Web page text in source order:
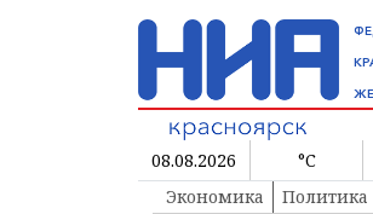
08.08.2026 °C
Экономика
Политика